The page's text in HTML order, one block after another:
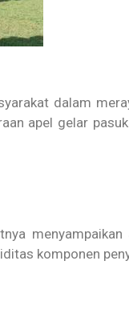
dalam
apel gelar
komponen